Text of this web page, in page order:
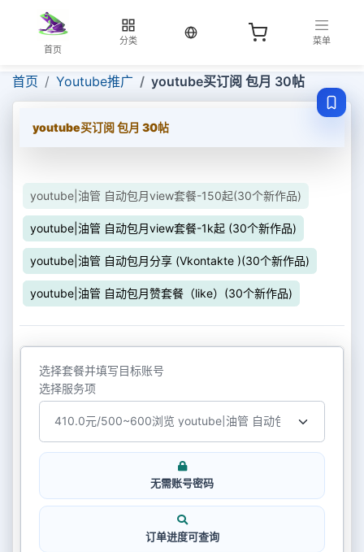
首页
分类
当前语言：中文
菜单
首页 Youtube推广 youtube买订阅 包月 30帖
youtube买订阅 包月 30帖
youtube|油管 自动包月view套餐-150起(30个新作品)
youtube|油管 自动包月view套餐-1k起 (30个新作品)
youtube|油管 自动包月分享 (Vkontakte )(30个新作品)
youtube|油管 自动包月赞套餐（like）(30个新作品)
选择套餐并填写目标账号
选择服务项
无需账号密码
订单进度可查询